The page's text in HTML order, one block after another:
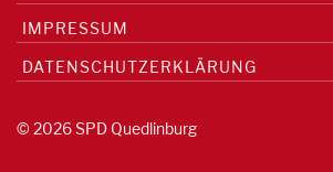
IMPRESSUM
DATENSCHUTZERKLÄRUNG
© 2026 SPD Quedlinburg